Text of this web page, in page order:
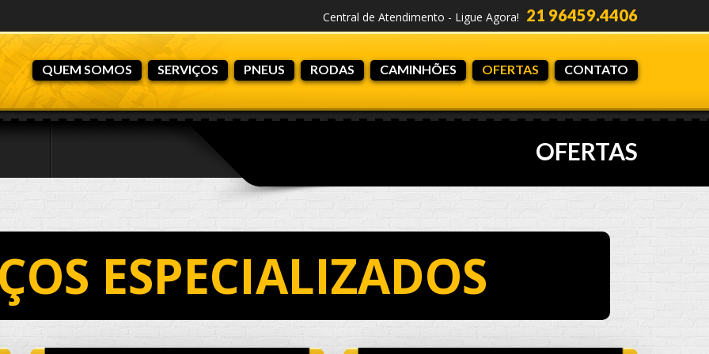
Central de Atendimento - Ligue Agora! 21 96459.4406
QUEM SOMOS SERVIÇOS PNEUS RODAS CAMINHÕES OFERTAS CONTATO
OFERTAS
ESPECIALIZADOS